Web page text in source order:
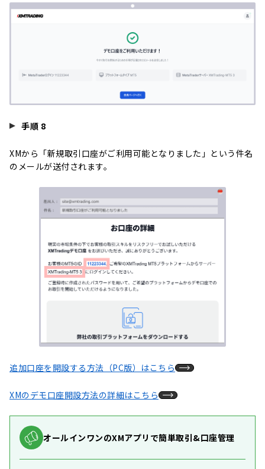
手順 8
XMから「新規取引口座がご利用可能となりました」という件名
のメールが送付されます。
追加口座を開設する方法（PC版）はこちら
XMのデモ口座開設方法の詳細はこちら
オールインワンのXMアプリで簡単取引&口座管理